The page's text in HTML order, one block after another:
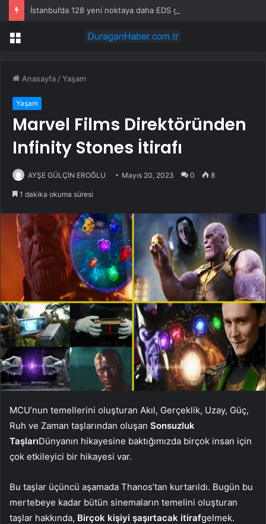
İstanbul’da 128 yeni noktaya daha EDS geliyor
Menü
Anasayfa /Yaşam
Yaşam
Marvel Films Direktöründen
Infinity Stones İtirafı
AYŞE GÜLÇİN EROĞLU Mayıs 20, 2023 0 8
1 dakika okuma süresi
MCU’nun temellerini oluşturan Akıl, Gerçeklik, Uzay, Güç,
Ruh ve Zaman taşlarından oluşan Sonsuzluk
TaşlarıDünyanın hikayesine baktığımızda birçok insan için
çok etkileyici bir hikayesi var.
Bu taşlar üçüncü aşamada Thanos’tan kurtarıldı. Bugün bu
mertebeye kadar bütün sinemaların temelini oluşturan
taşlar hakkında, Birçok kişiyi şaşırtacak itirafgelmek.